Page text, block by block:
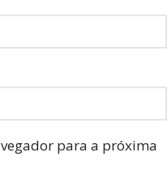
para a próxima